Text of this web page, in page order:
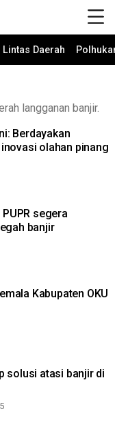
Lintas Daerah
langganan banjir.
Berdayakan
olahan pinang
segera
banjir
Kabupaten OKU
solusi atasi banjir di